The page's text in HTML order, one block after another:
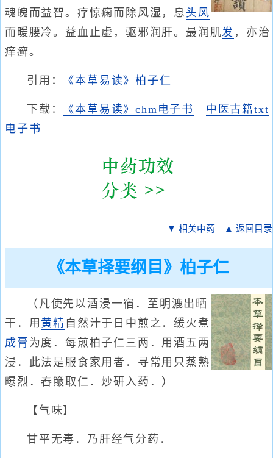
魂魄而益智。疗惊痫而除风湿，息 头风
而暖腰冷。益血止虚，驱邪润肝。最润肌发 ，亦治
痒癣。
引用： 《本草易读》柏子仁
下载： 《本草易读》chm电子书
中医古籍txt
电子书
▼ 相关中药 ▲ 返回目录
《本草择要纲目》柏子仁
（凡使先以酒浸一宿．至明漉出晒
干．用 黄精 自然汁于日中煎之．缓火煮
成膏 为度．每煎柏子仁三两．用酒五两
浸．此法是服食家用者．寻常用只蒸熟
曝烈．舂簸取仁．炒研入药．）
【气味】
甘平无毒．乃肝经气分药．